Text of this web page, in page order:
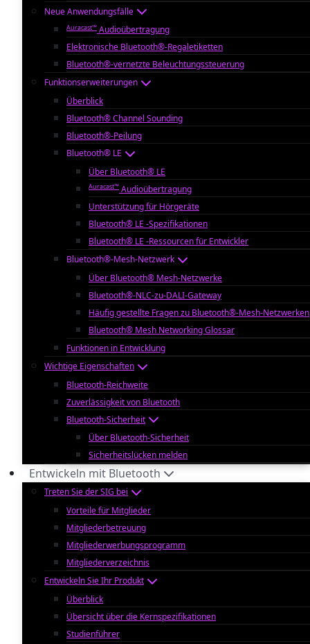
Neue Anwendungsfälle
Auracast™ Audioübertragung
Elektronische Bluetooth®-Regaletiketten
Bluetooth®-vernetzte Beleuchtungssteuerung
Funktionserweiterungen
Überblick
Bluetooth® Channel Sounding
Bluetooth®-Peilung
Bluetooth® LE
Über Bluetooth® LE
Auracast™ Audioübertragung
Unterstützung für Hörgeräte
Bluetooth® LE -Spezifikationen
Bluetooth® LE -Ressourcen für Entwickler
Bluetooth®-Mesh-Netzwerk
Über Bluetooth® Mesh-Netzwerke
Bluetooth®-NLC-zu-DALI-Gateway
Häufig gestellte Fragen zu Bluetooth®-Mesh-Netzwerken
Bluetooth® Mesh Networking Glossar
Funktionen in Entwicklung
Wichtige Eigenschaften
Bluetooth-Reichweite
Zuverlässigkeit von Bluetooth
Bluetooth-Sicherheit
Über Bluetooth-Sicherheit
Sicherheitslücken melden
Entwickeln mit Bluetooth
Treten Sie der SIG bei
Vorteile für Mitglieder
Mitgliederbetreuung
Mitgliederwerbungsprogramm
Mitgliederverzeichnis
Entwickeln Sie Ihr Produkt
Überblick
Übersicht über die Kernspezifikationen
Studienführer